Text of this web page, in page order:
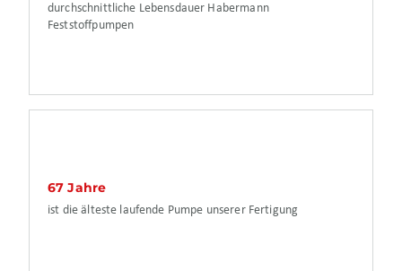
durchschnittliche Lebensdauer Habermann
Feststoffpumpen
67 Jahre
ist die älteste laufende Pumpe unserer Fertigung